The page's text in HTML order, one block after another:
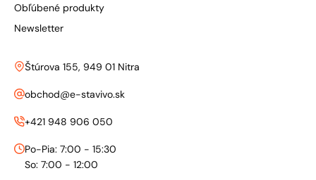
Obľúbené produkty
Newsletter
Štúrova 155, 949 01 Nitra
obchod@e-stavivo.sk
+421 948 906 050
Po-Pia: 7:00 - 15:30
So: 7:00 - 12:00